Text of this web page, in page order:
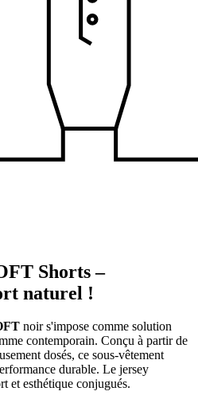
Shorts –
naturel !
noir s'impose comme solution
contemporain. Conçu à partir de
dosés, ce sous-vêtement
durable. Le jersey
et esthétique conjugués.